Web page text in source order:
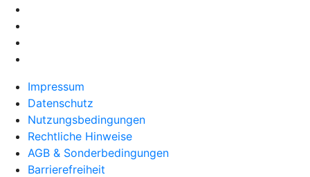
Impressum
Datenschutz
Nutzungsbedingungen
Rechtliche Hinweise
AGB & Sonderbedingungen
Barrierefreiheit